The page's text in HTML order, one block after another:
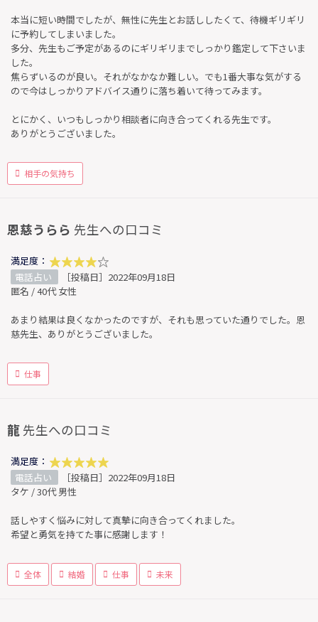
本当に短い時間でしたが、無性に先生とお話ししたくて、待機ギリギリ
に予約してしまいました。
多分、先生もご予定があるのにギリギリまでしっかり鑑定して下さいま
した。
焦らずいるのが良い。それがなかなか難しい。でも1番大事な気がする
ので今はしっかりアドバイス通りに落ち着いて待ってみます。
とにかく、いつもしっかり相談者に向き合ってくれる先生です。
ありがとうございました。
相手の気持ち
恩慈うらら 先生への口コミ
満足度：
電話占い
［投稿日］2022年09月18日
匿名 / 40代 女性
あまり結果は良くなかったのですが、それも思っていた通りでした。恩
慈先生、ありがとうございました。
仕事
龍 先生への口コミ
満足度：
電話占い
［投稿日］2022年09月18日
タケ / 30代 男性
話しやすく悩みに対して真摯に向き合ってくれました。
希望と勇気を持てた事に感謝します！
全体 結婚 仕事 未来